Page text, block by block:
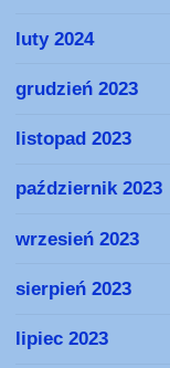
luty 2024
grudzień 2023
listopad 2023
październik 2023
wrzesień 2023
sierpień 2023
lipiec 2023